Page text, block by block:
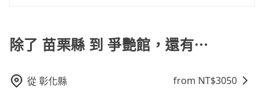
低，如此便反應在服務品質的控管會更佳。但tripool網
保證前一天中午以前均可全額取消退費，如已經決定好
要從苗栗縣去爭艷館，請儘早下訂以把握最划算的價
訂購時填寫的數量。請務必確實填寫當日實際攜帶的行
李及乘坐的總人數，包含成人及兒童／嬰幼兒。 2) 孩童
童的安全，依道路交通安全規則規定，四歲以下的孩童
除了 苗栗縣 到 爭艷館，還有⋯
從彰化縣 from NT$3050